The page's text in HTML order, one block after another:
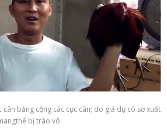
cân bằng cộng các cục cân; do giả dụ có sơ xuất
thể bị tráo vô.